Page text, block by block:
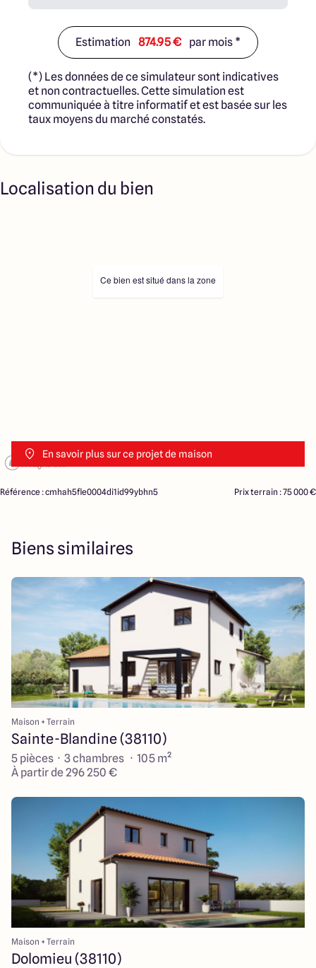
Estimation 874.95 € par mois *
(*) Les données de ce simulateur sont indicatives
et non contractuelles. Cette simulation est
communiquée à titre informatif et est basée sur les
taux moyens du marché constatés.
Localisation du bien
En savoir plus sur ce projet de maison
Ce bien est situé dans la zone
Référence : cmhah5fle0004di1id99ybhn5 Prix terrain : 75 000 €
Biens similaires
Maison + Terrain
Sainte-Blandine (38110)
5 pièces · 3 chambres · 105 m²
À partir de 296 250 €
Maison + Terrain
Dolomieu (38110)